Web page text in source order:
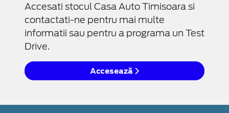
Accesati stocul Casa Auto Timisoara si
contactati-ne pentru mai multe
informatii sau pentru a programa un Test
Drive.
Accesează